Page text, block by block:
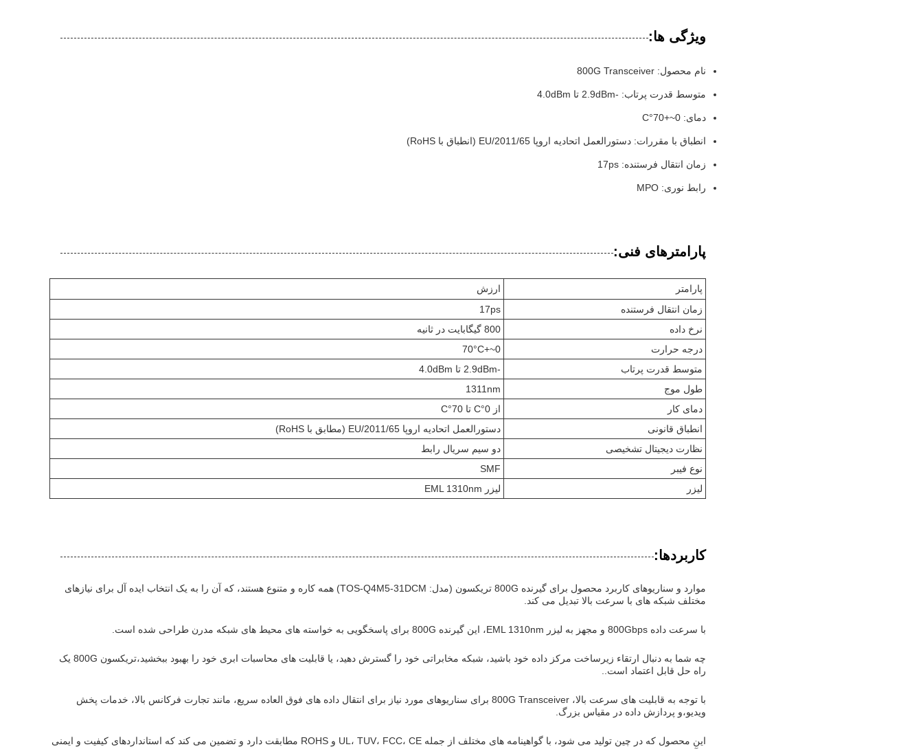
ویژگی ها:
نام محصول: 800G Transceiver
متوسط قدرت پرتاب: -2.9dBm تا 4.0dBm
دمای: 0~+70°C
انطباق با مقررات: دستورالعمل اتحادیه اروپا 2011/65/EU (انطباق با RoHS)
زمان انتقال فرستنده: 17ps
رابط نوری: MPO
پارامترهای فنی:
پارامتر
ارزش
زمان انتقال فرستنده
17ps
نرخ داده
800 گيگابايت در ثانیه
درجه حرارت
0~+70°C
متوسط قدرت پرتاب
-2.9dBm تا 4.0dBm
طول موج
1311nm
دمای کار
از 0°C تا 70°C
انطباق قانونی
دستورالعمل اتحادیه اروپا 2011/65/EU (مطابق با RoHS)
نظارت دیجیتال تشخیصی
دو سیم سریال رابط
نوع فیبر
SMF
لیزر
لیزر EML 1310nm
کاربردها:
موارد و سناریوهای کاربرد محصول برای گیرنده 800G تریکسون (مدل: TOS-Q4M5-31DCM) همه کاره و متنوع هستند، که آن را به یک انتخاب ایده آل برای نیازهای
مختلف شبکه های با سرعت بالا تبدیل می کند.
با سرعت داده 800Gbps و مجهز به لیزر EML 1310nm، این گیرنده 800G برای پاسخگویی به خواسته های محیط های شبکه مدرن طراحی شده است.
چه شما به دنبال ارتقاء زیرساخت مرکز داده خود باشید، شبکه مخابراتی خود را گسترش دهید، یا قابلیت های محاسبات ابری خود را بهبود ببخشید،تریکسون 800G یک
راه حل قابل اعتماد است..
با توجه به قابلیت های سرعت بالا، 800G Transceiver برای سناریوهای مورد نیاز برای انتقال داده های فوق العاده سریع، مانند تجارت فرکانس بالا، خدمات پخش
ویدیو،و پردازش داده در مقیاس بزرگ.
این محصول که در چین تولید می شود، با گواهینامه های مختلف از جمله UL، TUV، FCC، CE و ROHS مطابقت دارد و تضمین می کند که استانداردهای کیفیت و ایمنی